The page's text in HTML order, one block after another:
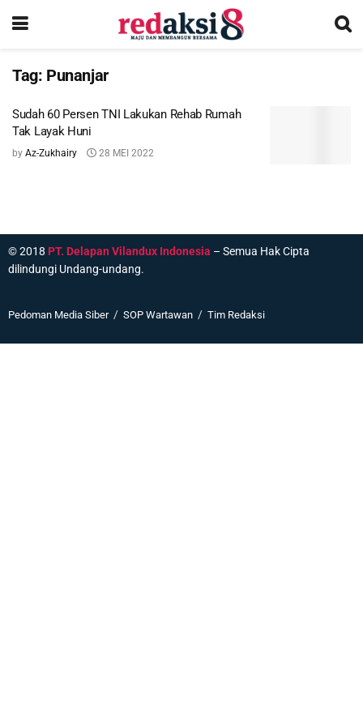
Tag: Punanjar
Sudah 60 Persen TNI Lakukan Rehab Rumah
Tak Layak Huni
by Az-Zukhairy 28 MEI 2022
© 2018 PT. Delapan Vilandux Indonesia – Semua Hak Cipta
dilindungi Undang-undang.
Pedoman Media Siber SOP Wartawan Tim Redaksi